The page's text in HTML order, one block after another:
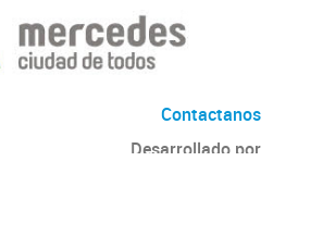
Contactanos
Desarrollado por